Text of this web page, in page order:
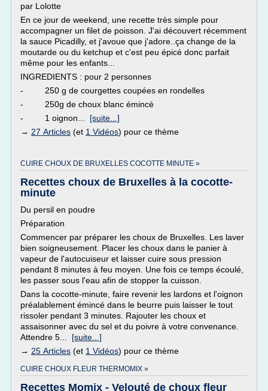
par Lolotte
En ce jour de weekend, une recette très simple pour
accompagner un filet de poisson. J'ai découvert récemment
la sauce Picadilly, et j'avoue que j'adore..ça change de la
moutarde ou du ketchup et c'est peu épicé donc parfait
même pour les enfants...
INGREDIENTS : pour 2 personnes
- 250 g de courgettes coupées en rondelles
- 250g de choux blanc émincé
- 1 oignon... [suite...]
→ 27 Articles (et 1 Vidéos) pour ce thème
CUIRE CHOUX DE BRUXELLES COCOTTE MINUTE »
Recettes choux de Bruxelles à la cocotte-
minute
Du persil en poudre
Préparation
Commencer par préparer les choux de Bruxelles. Les laver
bien soigneusement. Placer les choux dans le panier à
vapeur de l'autocuiseur et laisser cuire sous pression
pendant 8 minutes à feu moyen. Une fois ce temps écoulé,
les passer sous l'eau afin de stopper la cuisson.
Dans la cocotte-minute, faire revenir les lardons et l'oignon
préalablement émincé dans le beurre puis laisser le tout
rissoler pendant 3 minutes. Rajouter les choux et
assaisonner avec du sel et du poivre à votre convenance.
Attendre 5... [suite...]
→ 25 Articles (et 1 Vidéos) pour ce thème
CUIRE CHOUX FLEUR THERMOMIX »
Recettes Momix - Velouté de choux fleur